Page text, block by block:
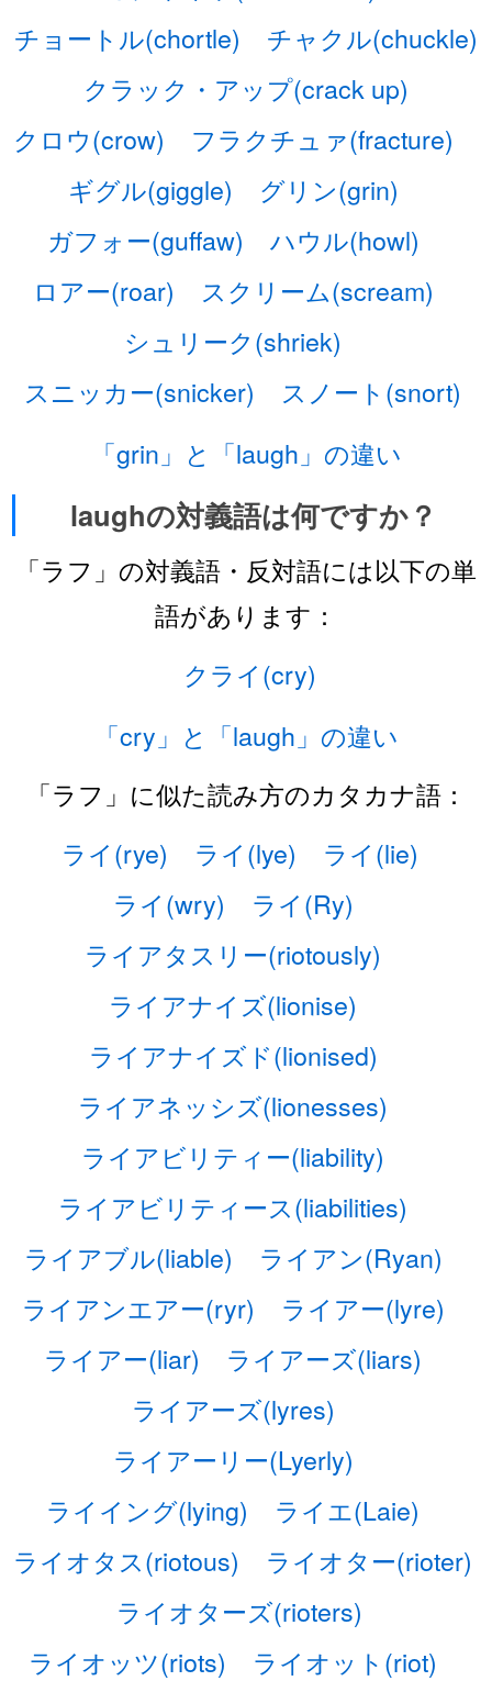
チョートル(chortle)
チャクル(chuckle)
クラック・アップ(crack up)
クロウ(crow)
フラクチュァ(fracture)
ギグル(giggle)
グリン(grin)
ガフォー(guffaw)
ハウル(howl)
ロアー(roar)
スクリーム(scream)
シュリーク(shriek)
スニッカー(snicker)
スノート(snort)
「grin」と「laugh」の違い
laughの対義語は何ですか？
「ラフ」の対義語・反対語には以下の単
語があります：
クライ(cry)
「cry」と「laugh」の違い
「ラフ」に似た読み方のカタカナ語：
ライ(rye)
ライ(lye)
ライ(lie)
ライ(wry)
ライ(Ry)
ライアタスリー(riotously)
ライアナイズ(lionise)
ライアナイズド(lionised)
ライアネッシズ(lionesses)
ライアビリティー(liability)
ライアビリティース(liabilities)
ライアブル(liable)
ライアン(Ryan)
ライアンエアー(ryr)
ライアー(lyre)
ライアー(liar)
ライアーズ(liars)
ライアーズ(lyres)
ライアーリー(Lyerly)
ライイング(lying)
ライエ(Laie)
ライオタス(riotous)
ライオター(rioter)
ライオターズ(rioters)
ライオッツ(riots)
ライオット(riot)